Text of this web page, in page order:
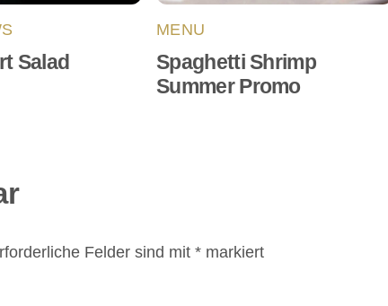
Salad
MENU
Spaghetti Shrimp
Summer Promo
Felder sind mit * markiert